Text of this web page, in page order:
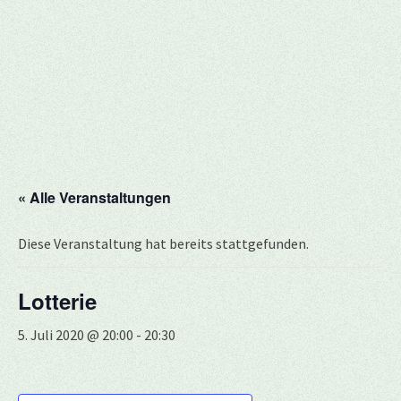
« Alle Veranstaltungen
Diese Veranstaltung hat bereits stattgefunden.
Lotterie
5. Juli 2020 @ 20:00 - 20:30